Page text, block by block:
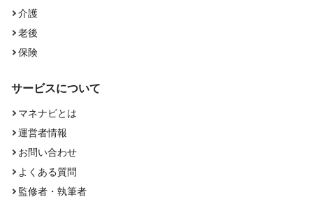
介護
老後
保険
サービスについて
マネナビとは
運営者情報
お問い合わせ
よくある質問
監修者・執筆者